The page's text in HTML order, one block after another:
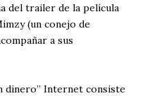
del trailer de la película
(un conejo de
a sus
dinero” Internet consiste